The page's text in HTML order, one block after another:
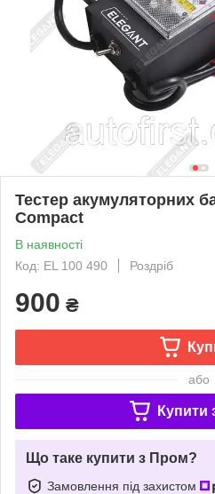
Тестер акумуляторних
Compact
В наявності
Код: EL 100 490
Роздріб
900 ₴
або
Купити
Що таке купити з Пром?
Замовлення під захистом